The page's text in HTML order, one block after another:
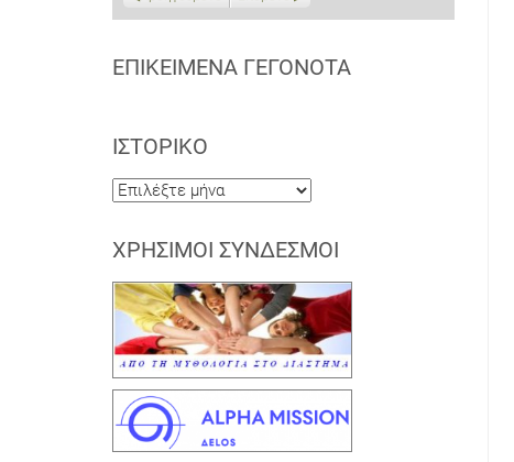
ΕΠΙΚΕΊΜΕΝΑ ΓΕΓΟΝΌΤΑ
ΙΣΤΟΡΙΚΌ
Ιστορικό
ΧΡΉΣΙΜΟΙ ΣΎΝΔΕΣΜΟΙ